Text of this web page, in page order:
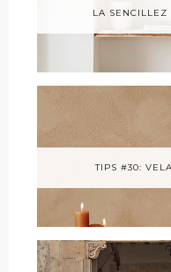
LA SENCILLEZ
TIPS #30: